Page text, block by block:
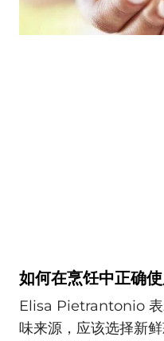
如何在烹饪中正确
Elisa Pietrantonio 表
味来源，应该选择新